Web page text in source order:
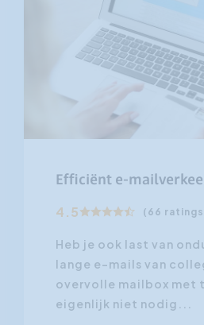
Efficiënt e-
4.5 (66
Heb je ook last van
lange e-mails van
overvolle mailbox met
eigenlijk niet nodig...